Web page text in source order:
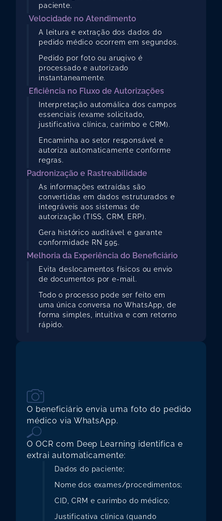
paciente.
Velocidade no Atendimento
A leitura e extração dos dados do
pedido médico ocorrem em segundos.
Pedido por foto ou aruqivo é
processado e autorizado
instantaneamente.
Eficiência no Fluxo de Autorizações
Interpretação automáIica dos campos
essenciais (exame solicitado,
justificativa clínica, carimbo e CRM).
Encaminha ao setor responsável e
autoriza automaticamente conforme
regras.
Padronização e Rastreabilidade
As informações extraídas são
convertidas em dados estruturados e
integráveis aos sistemas de
autorização (TISS, CRM, ERP).
Gera histórico auditável e garante
conformidade RN 595.
Melhoria da Experiência do Beneficiário
Evita deslocamentos físicos ou envio
de documentos por e-mail.
Todo o processo pode ser feito em
uma única conversa no WhatsApp, de
forma simples, intuitiva e com retorno
rápido.
O beneficiário envia uma foto do pedido
médico via WhatsApp.
O OCR com Deep Learning identifica e
extrai automaticamente:
Dados do paciente;
Nome dos exames/procedimentos;
CID, CRM e carimbo do médico;
Justificativa clínica (quando